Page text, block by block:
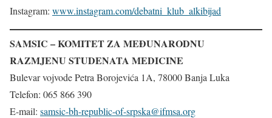
Instagram: www.instagram.com/debatni_klub_alkibijad
SAMSIC – KOMITET ZA MEĐUNARODNU
RAZMJENU STUDENATA MEDICINE
Bulevar vojvode Petra Borojevića 1A, 78000 Banja Luka
Telefon: 065 866 390
E-mail: samsic-bh-republic-of-srpska@ifmsa.org